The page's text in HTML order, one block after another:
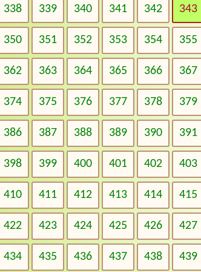
338 339 340 341 342 343
350 351 352 353 354 355
362 363 364 365 366 367
374 375 376 377 378 379
386 387 388 389 390 391
398 399 400 401 402 403
410 411 412 413 414 415
422 423 424 425 426 427
434 435 436 437 438 439